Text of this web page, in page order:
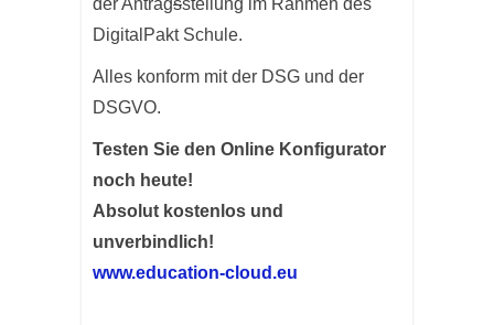
DigitalPakt Schule.
Alles konform mit der DSG und der
DSGVO.
Testen Sie den Online Konfigurator
noch heute!
Absolut kostenlos und
unverbindlich!
www.education-cloud.eu